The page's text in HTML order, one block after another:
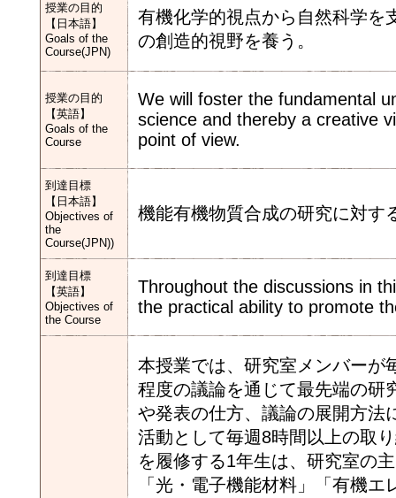
授業の目的
【日本語】
Goals of the
Course(JPN)
有機化学的視点から自然科学を
の創造的視野を養う。
授業の目的
【英語】
Goals of the
Course
We will foster the fundamental
science and thereby a creative
point of view.
到達目標
【日本語】
Objectives of
the
Course(JPN))
機能有機物質合成の研究に対す
到達目標
【英語】
Objectives of
the Course
Throughout the discussions in
the practical ability to promote
本授業では、研究室メンバーが
程度の議論を通じて最先端の研
や発表の仕方、議論の展開方法
活動として毎週8時間以上の取
を履修する1年生は、研究室の
「光・電子機能材料」「有機